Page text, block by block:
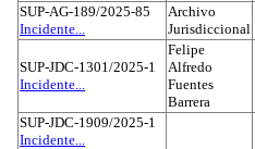
SUP-AG-189/2025-85
Incidente...
Archivo
Jurisdiccional
SUP-JDC-1301/2025-1
Incidente...
Felipe
Alfredo
Fuentes
Barrera
SUP-JDC-1909/2025-1
Incidente...